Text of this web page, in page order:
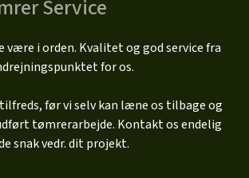
Service
være i orden. Kvalitet og god service fra
for os.
før vi selv kan læne os tilbage og
tømrerarbejde. Kontakt os endelig
snak vedr. dit projekt.